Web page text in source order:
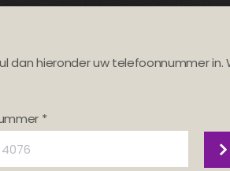
dan hieronder uw telefoonnummer in.
*